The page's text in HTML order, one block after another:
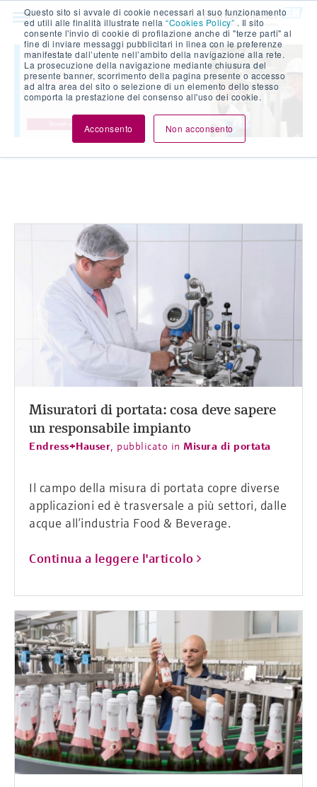
Questo sito si avvale di cookie necessari al suo funzionamento
ed utili alle finalità illustrate nella “Cookies Policy” . Il sito
consente l'invio di cookie di profilazione anche di "terze parti" al
fine di inviare messaggi pubblicitari in linea con le preferenze
manifestate dall’utente nell’ambito della navigazione alla rete.
La prosecuzione della navigazione mediante chiusura del
presente banner, scorrimento della pagina presente o accesso
ad altra area del sito o selezione di un elemento dello stesso
comporta la prestazione del consenso all'uso dei cookie.
Acconsento Non acconsento
Misuratori di portata: cosa deve sapere
un responsabile impianto
Endress+Hauser, pubblicato in Misura di portata
Il campo della misura di portata copre diverse
applicazioni ed è trasversale a più settori, dalle
acque all’industria Food & Beverage.
Continua a leggere l'articolo